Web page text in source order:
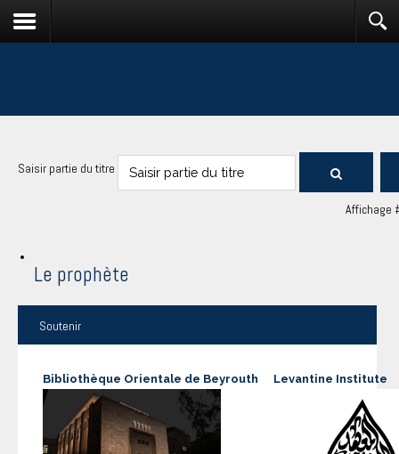
Saisir partie du titre
Affichage
Le prophète
Soutenir
Bibliothèque Orientale de Beyrouth Levantine Institute